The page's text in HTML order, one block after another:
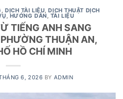
,DỊCH TÀI LIỆU,DỊCH THUẬT DỊCH
, HƯỚNG DẪN, TÀI LIỆU
TIẾNG ANH SANG
THUẬN AN,
HỒ CHÍ MINH
6, 2026 BY ADMIN